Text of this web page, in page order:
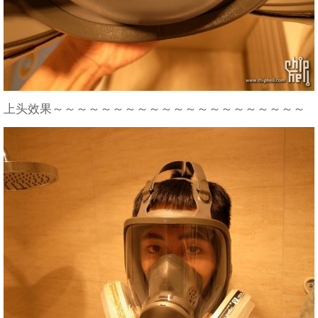
上头效果～～～～～～～～～～～～～～～～～～～～～